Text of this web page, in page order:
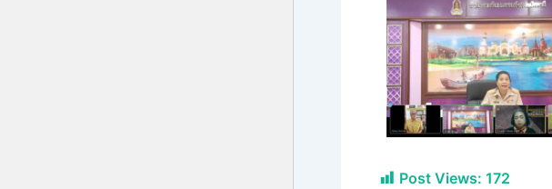
Post Views: 172